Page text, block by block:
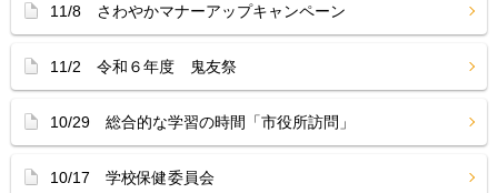
11/8 さわやかマナーアップキャンペーン
11/2 令和６年度 鬼友祭
10/29 総合的な学習の時間「市役所訪問」
10/17 学校保健委員会